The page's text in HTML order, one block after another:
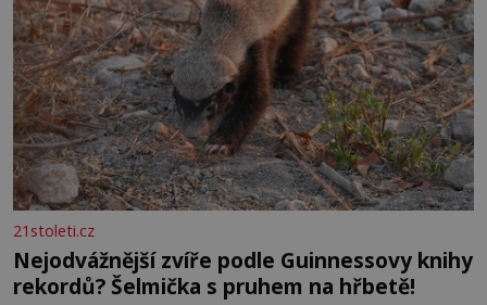
21stoleti.cz
Nejodvážnější zvíře podle Guinnessovy knihy
rekordů? Šelmička s pruhem na hřbetě!